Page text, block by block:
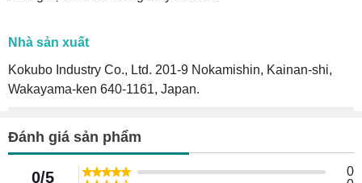
Nhà sản xuất
Kokubo Industry Co., Ltd. 201-9 Nokamishin, Kainan-shi,
Wakayama-ken 640-1161, Japan.
Đánh giá sản phẩm
0/5
0